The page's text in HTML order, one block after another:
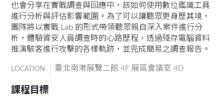
也會分享在實戰調查與回應中，該如何使用數位鑑識工具
進行分析與評估影響範圍。為了可以讓聽眾更身歷其境，
團隊將以實戰 Lab 的形式帶領聽眾親自深入案件進行分
析，體驗資安人員調查時的心路歷程，透過殘存電腦資料
推演駭客進行攻擊的各樣軌跡，並完成簡易之調查報告。
LOCATION 臺北南港展覽二館 4F 展區會議室 4D
課程目標